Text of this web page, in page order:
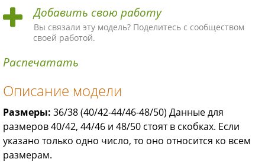
ма
ма ма ма ма!
Добавить свою работу
Вы связали эту модель? Поделитесь с сообществом
своей работой.
Распечатать
Описание модели
Размеры: 36/38 (40/42-44/46-48/50) Данные для
размеров 40/42, 44/46 и 48/50 стоят в скобках. Если
указано только одно число, то оно относится ко всем
размерам.